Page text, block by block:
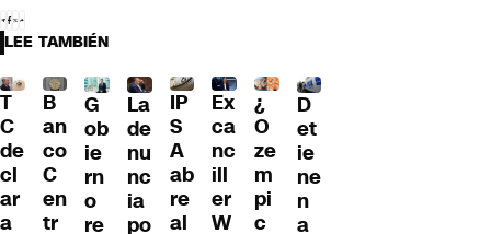
LEE TAMBIÉN
T
C
de
cl
ar
a
B
an
co
C
en
tr
G
ob
ie
rn
o
re
La
de
nu
nc
ia
po
IP
S
A
ab
re
al
Ex
ca
nc
ill
er
W
¿
O
ze
m
pi
c
D
et
ie
ne
n
a